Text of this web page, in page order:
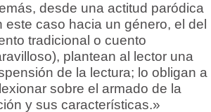
desde una actitud paródica
este caso hacia un género, el del
tradicional o cuento
plantean al lector una
de la lectura; lo obligan a
sobre el armado de la
y sus características.»